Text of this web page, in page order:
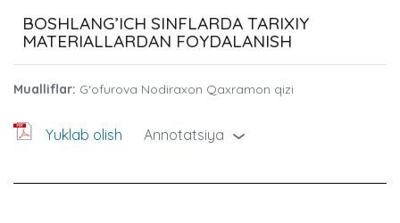
BOSHLANG’ICH SINFLARDA TARIXIY
MATERIALLARDAN FOYDALANISH
Mualliflar: G‘ofurova Nodiraxon Qaxramon qizi
Yuklab olish Annotatsiya ›